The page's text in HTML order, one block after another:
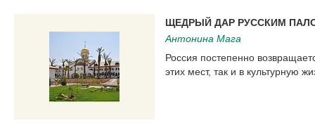
ЩЕДРЫЙ ДАР РУССКИМ
Антонина Мага
Россия постепенно
этих мест, так и в культурную